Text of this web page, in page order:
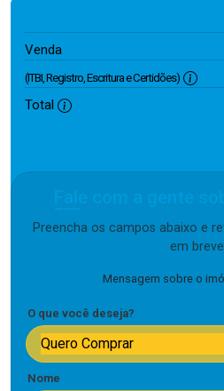
Venda
(ITBI, Registro, Escritura e Certidões)
Total
Preencha os campos abaixo e
em
Mensagem sobre o
O que você deseja?
Quero Comprar
Nome